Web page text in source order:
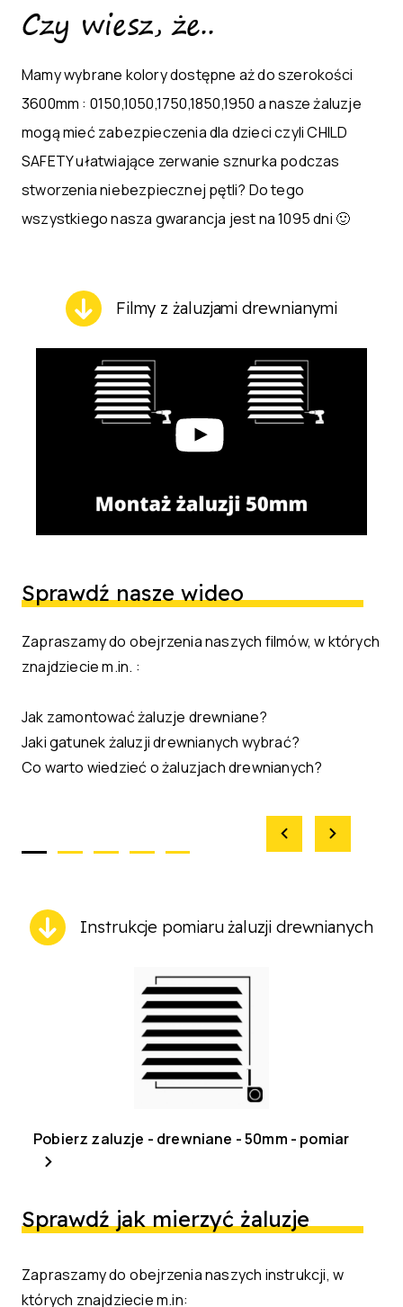
Czy wiesz, że..
Mamy wybrane kolory dostępne aż do szerokości
3600mm : 0150,1050,1750,1850,1950 a nasze żaluzje
mogą mieć zabezpieczenia dla dzieci czyli CHILD
SAFETY ułatwiające zerwanie sznurka podczas
stworzenia niebezpiecznej pętli? Do tego
wszystkiego nasza gwarancja jest na 1095 dni 🙂
Filmy z żaluzjami drewnianymi
Sprawdź nasze wideo
Zapraszamy do obejrzenia naszych filmów, w których
znajdziecie m.in. :
Jak zamontować żaluzje drewniane?
Jaki gatunek żaluzji drewnianych wybrać?
Co warto wiedzieć o żaluzjach drewnianych?
Instrukcje pomiaru żaluzji drewnianych
Pobierz zaluzje - drewniane - 50mm - pomiar
Sprawdź jak mierzyć żaluzje
Zapraszamy do obejrzenia naszych instrukcji, w
których znajdziecie m.in: